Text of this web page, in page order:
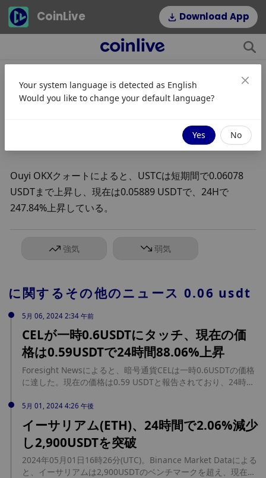
CoinLive Download App
USTC 24Hは247.84%上昇、一時
Ouyi OKXクォートによると、USTCは短期間で0.06078
USDTまで上昇し、現在は0.05889 USDTで、24Hで
247.84%上昇している。
強気 弱気
に関するその他のニュース 0.06 usdt
5月 06, 2024 2:34 午前
CELが一時0.6USDTにタッチ、現在の価
格は0.59USDTで24時間88.06%上昇
Foresight Newsによると、暗号通貨CELは一時0.6USDTの価格
に達した。現在の価格は0.59 USDTと報告されており、24時間
は、短期的にCELの市場が好調であることを示している。
5月 01, 2024 4:26 午後
イーサリアム(ETH)、24時間で2.06%減少
し2,900USDTを突破
2024年05月01日16時26分(UTC)。Binance Market Dataによる
と、イーサリアムは2,900USDTのベンチマークを超え、現在
Your system language is detected as English
Would you like to change your default language?
Yes No